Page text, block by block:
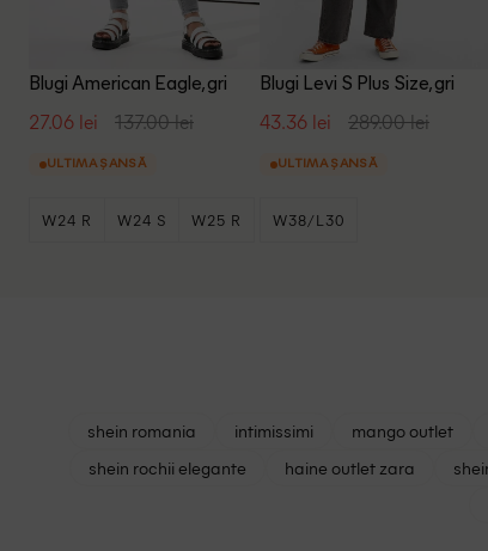
Blugi American Eagle, gri
27.06 lei 137.00 lei
ULTIMA ȘANSĂ
W24 R W24 S W25 R
Blugi Levi S Plus Size, gri
43.36 lei 289.00 lei
ULTIMA ȘANSĂ
W38/L30
shein romania intimissimi mango outlet
shein rochii elegante
haine outlet zara